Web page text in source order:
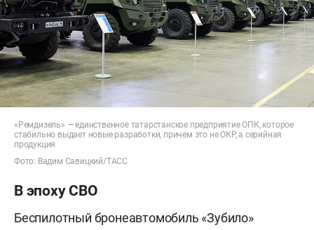
«Ремдизель» — единственное татарстанское предприятие ОПК, которое
стабильно выдает новые разработки, причем это не ОКР, а серийная
продукция
Фото: Вадим Савицкий/ТАСС
В эпоху СВО
Беспилотный бронеавтомобиль «Зубило»